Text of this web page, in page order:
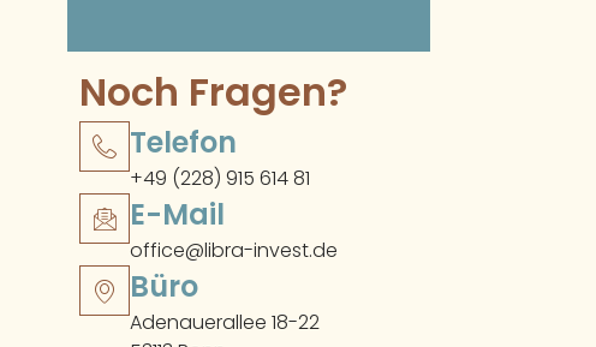
Noch Fragen?
Telefon
+49 (228) 915 614 81
E-Mail
office@libra-invest.de
Büro
Adenauerallee 18-22